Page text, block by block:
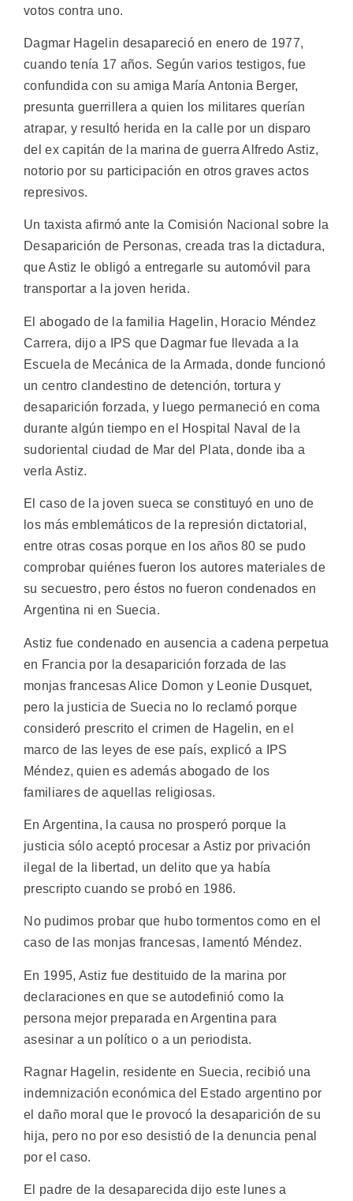
votos contra uno.
Dagmar Hagelin desapareció en enero de 1977,
cuando tenía 17 años. Según varios testigos, fue
confundida con su amiga María Antonia Berger,
presunta guerrillera a quien los militares querían
atrapar, y resultó herida en la calle por un disparo
del ex capitán de la marina de guerra Alfredo Astiz,
notorio por su participación en otros graves actos
represivos.
Un taxista afirmó ante la Comisión Nacional sobre la
Desaparición de Personas, creada tras la dictadura,
que Astiz le obligó a entregarle su automóvil para
transportar a la joven herida.
El abogado de la familia Hagelin, Horacio Méndez
Carrera, dijo a IPS que Dagmar fue llevada a la
Escuela de Mecánica de la Armada, donde funcionó
un centro clandestino de detención, tortura y
desaparición forzada, y luego permaneció en coma
durante algún tiempo en el Hospital Naval de la
sudoriental ciudad de Mar del Plata, donde iba a
verla Astiz.
El caso de la joven sueca se constituyó en uno de
los más emblemáticos de la represión dictatorial,
entre otras cosas porque en los años 80 se pudo
comprobar quiénes fueron los autores materiales de
su secuestro, pero éstos no fueron condenados en
Argentina ni en Suecia.
Astiz fue condenado en ausencia a cadena perpetua
en Francia por la desaparición forzada de las
monjas francesas Alice Domon y Leonie Dusquet,
pero la justicia de Suecia no lo reclamó porque
consideró prescrito el crimen de Hagelin, en el
marco de las leyes de ese país, explicó a IPS
Méndez, quien es además abogado de los
familiares de aquellas religiosas.
En Argentina, la causa no prosperó porque la
justicia sólo aceptó procesar a Astiz por privación
ilegal de la libertad, un delito que ya había
prescripto cuando se probó en 1986.
No pudimos probar que hubo tormentos como en el
caso de las monjas francesas, lamentó Méndez.
En 1995, Astiz fue destituido de la marina por
declaraciones en que se autodefinió como la
persona mejor preparada en Argentina para
asesinar a un político o a un periodista.
Ragnar Hagelin, residente en Suecia, recibió una
indemnización económica del Estado argentino por
el daño moral que le provocó la desaparición de su
hija, pero no por eso desistió de la denuncia penal
por el caso.
El padre de la desaparecida dijo este lunes a